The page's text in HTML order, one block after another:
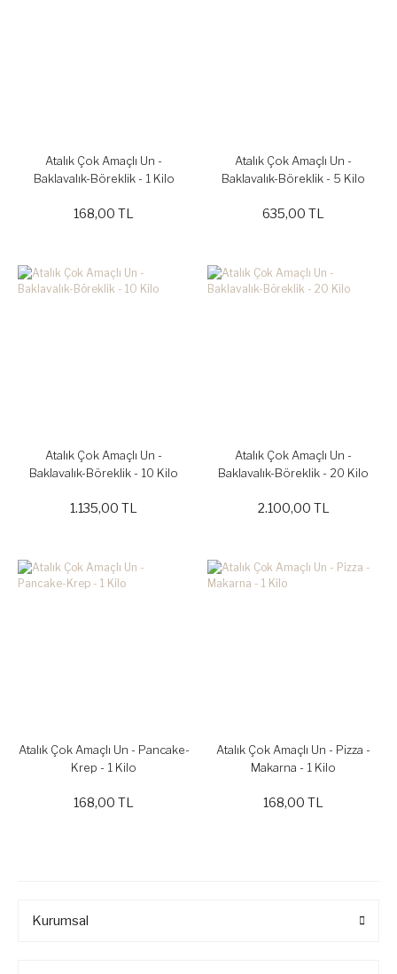
Atalık Çok Amaçlı Un -
Baklavalık-Böreklik - 1 Kilo
168,00 TL
Atalık Çok Amaçlı Un -
Baklavalık-Böreklik - 5 Kilo
635,00 TL
Atalık Çok Amaçlı Un -
Baklavalık-Böreklik - 10 Kilo
1.135,00 TL
Atalık Çok Amaçlı Un -
Baklavalık-Böreklik - 20 Kilo
2.100,00 TL
Atalık Çok Amaçlı Un - Pancake-
Krep - 1 Kilo
168,00 TL
Atalık Çok Amaçlı Un - Pizza -
Makarna - 1 Kilo
168,00 TL
Kurumsal